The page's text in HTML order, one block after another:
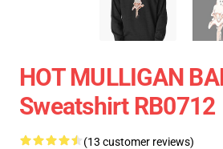
HOT MULLIGAN
Sweatshirt RB0712
(13 customer reviews)